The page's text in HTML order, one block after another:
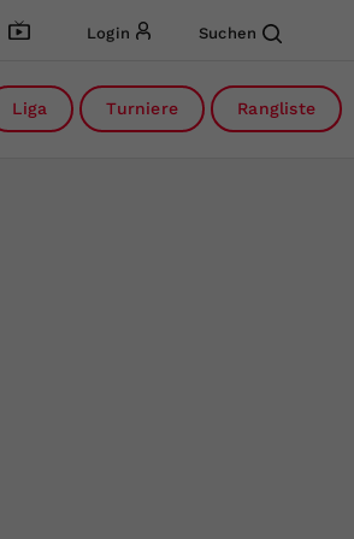
Login Suchen
Liga Turniere Rangliste